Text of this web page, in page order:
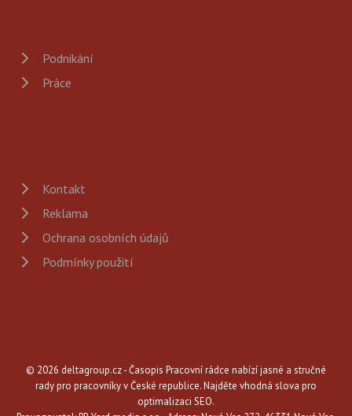
Podnikání
Práce
Kontakt
Reklama
Ochrana osobních údajů
Podmínky použití
© 2026 deltagroup.cz - Časopis Pracovní rádce nabízí jasné a stručné
rady pro pracovníky v České republice. Najděte vhodná slova pro
optimalizaci SEO.